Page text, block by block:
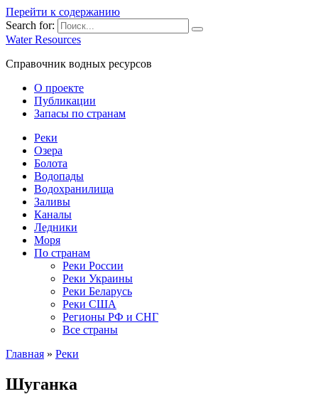
Перейти к содержанию
Search for:
Water Resources
Справочник водных ресурсов
О проекте
Публикации
Запасы по странам
Реки
Озера
Болота
Водопады
Водохранилища
Заливы
Каналы
Ледники
Моря
По странам
Реки России
Реки Украины
Реки Беларусь
Реки США
Регионы РФ и СНГ
Все страны
Главная » Реки
Шуганка